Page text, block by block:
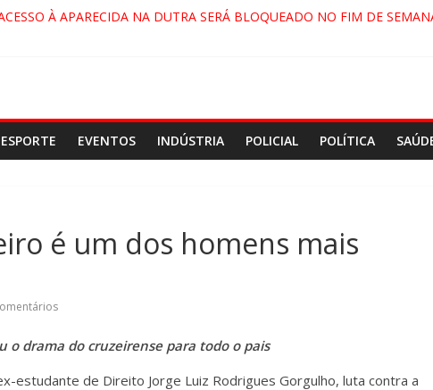
À APARECIDA NA DUTRA SERÁ BLOQUEADO NO FIM DE
ESPORTE EVENTOS INDÚSTRIA POLICIAL POLÍTICA
é um dos homens mais
o drama do cruzeirense para todo o pais
estudante de Direito Jorge Luiz Rodrigues Gorgulho, luta contra a